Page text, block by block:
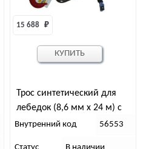
Трос синтетический для
лебедок (8,6 мм x 24 м) с
коушем и крюком T-MAX
15 688 ₽
Внутренний код 56553
КУПИТЬ